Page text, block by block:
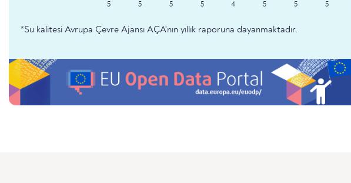
5 5 5 5 4 5 5 5
*Su kalitesi Avrupa Çevre Ajansı AÇA'nın yıllık raporuna dayanmaktadır.